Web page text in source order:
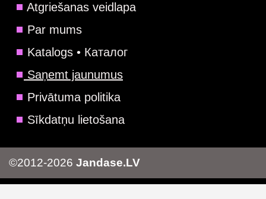
Atgriešanas veidlapa
Par mums
Katalogs • Каталог
Saņemt jaunumus
Privātuma politika
Sīkdatņu lietošana
©2012-2026 Jandase.LV